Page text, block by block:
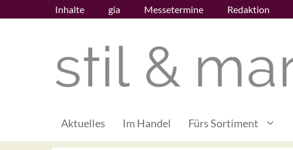
Inhalte gia Messetermine Redaktion
Aktuelles Im Handel Fürs Sortiment